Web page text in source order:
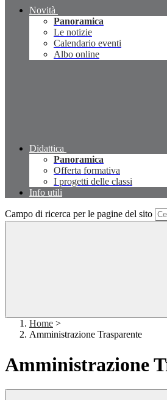
Novità
Panoramica
Le notizie
Calendario eventi
Albo online
Didattica
Panoramica
Offerta formativa
I progetti delle classi
Info utili
Campo di ricerca per le pagine del sito
Home >
Amministrazione Trasparente
Amministrazione